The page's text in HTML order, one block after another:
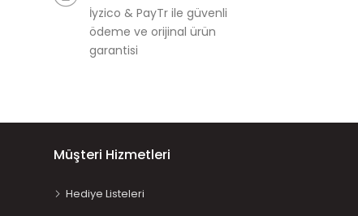
İyzico & PayTr ile güvenli
ödeme ve orijinal ürün
garantisi
Müşteri Hizmetleri
Hediye Listeleri